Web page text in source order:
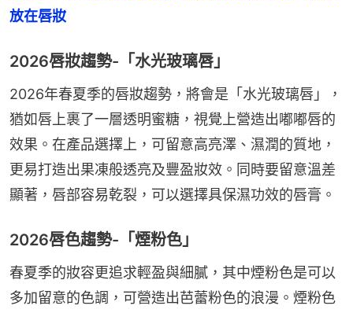
放在唇妝
2026唇妝趨勢-「水光玻璃唇」
2026年春夏季的唇妝趨勢，將會是「水光玻璃唇」，
猶如唇上裹了一層透明蜜糖，視覺上營造出嘟嘟唇的
效果。在產品選擇上，可留意高亮澤、濕潤的質地，
更易打造出果凍般透亮及豐盈妝效。同時要留意溫差
顯著，唇部容易乾裂，可以選擇具保濕功效的唇膏。
2026唇色趨勢-「煙粉色」
春夏季的妝容更追求輕盈與細膩，其中煙粉色是可以
多加留意的色調，可營造出芭蕾粉色的浪漫。煙粉色